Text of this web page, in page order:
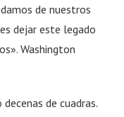
de nuestros
dejar este legado
Washington
de cuadras.